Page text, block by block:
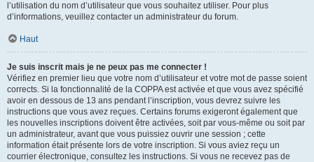
l’utilisation du nom d’utilisateur que vous souhaitez utiliser. Pour plus
d’informations, veuillez contacter un administrateur du forum.
Haut
Je suis inscrit mais je ne peux pas me connecter !
Vérifiez en premier lieu que votre nom d’utilisateur et votre mot de passe soient
corrects. Si la fonctionnalité de la COPPA est activée et que vous avez spécifié
avoir en dessous de 13 ans pendant l’inscription, vous devrez suivre les
instructions que vous avez reçues. Certains forums exigeront également que
les nouvelles inscriptions doivent être activées, soit par vous-même ou soit par
un administrateur, avant que vous puissiez ouvrir une session ; cette
information était présente lors de votre inscription. Si vous aviez reçu un
courrier électronique, consultez les instructions. Si vous ne recevez pas de